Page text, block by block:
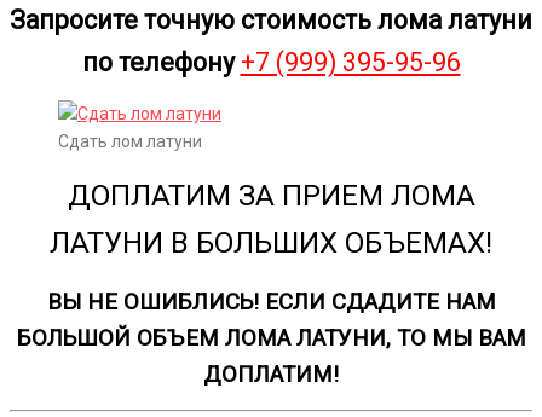
Запросите точную стоимость лома латуни
по телефону +7 (999) 395-95-96
Сдать лом латуни
ДОПЛАТИМ ЗА ПРИЕМ ЛОМА
ЛАТУНИ В БОЛЬШИХ ОБЪЕМАХ!
ВЫ НЕ ОШИБЛИСЬ! ЕСЛИ СДАДИТЕ НАМ
БОЛЬШОЙ ОБЪЕМ ЛОМА ЛАТУНИ, ТО МЫ ВАМ
ДОПЛАТИМ!